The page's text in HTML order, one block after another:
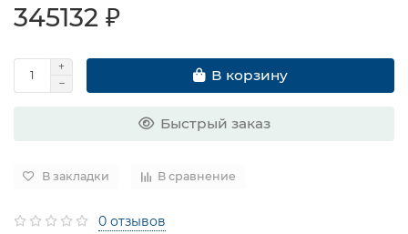
345132 ₽
В корзину
Быстрый заказ
В закладки В сравнение
0 отзывов